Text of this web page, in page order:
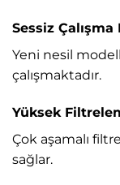
Sessiz Çalışma
Yeni nesil
çalışmaktadır.
Yüksek
Çok aşamalı
sağlar.